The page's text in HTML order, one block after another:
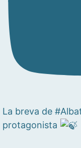
La breva de
protagonista